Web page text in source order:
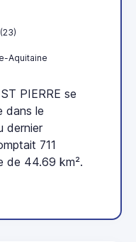
Aquitaine
PIERRE se
dans le
dernier
711
de 44.69 km².